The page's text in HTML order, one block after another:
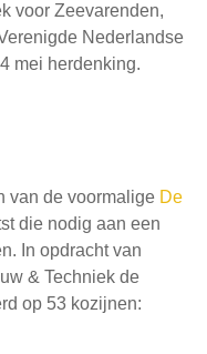
voor Zeevarenden,
Nederlandse
mei herdenking.
van de voormalige De
die nodig aan een
In opdracht van
& Techniek de
op 53 kozijnen: